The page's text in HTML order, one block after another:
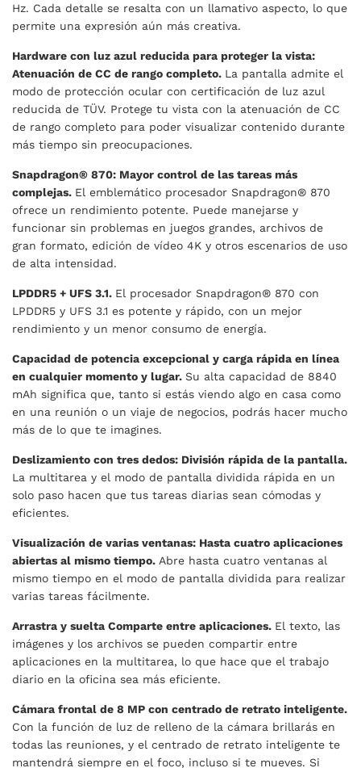
Hz. Cada detalle se resalta con un llamativo aspecto, lo que
permite una expresión aún más creativa.
Hardware con luz azul reducida para proteger la vista:
Atenuación de CC de rango completo. La pantalla admite el
modo de protección ocular con certificación de luz azul
reducida de TÜV. Protege tu vista con la atenuación de CC
de rango completo para poder visualizar contenido durante
más tiempo sin preocupaciones.
Snapdragon® 870: Mayor control de las tareas más
complejas. El emblemático procesador Snapdragon® 870
ofrece un rendimiento potente. Puede manejarse y
funcionar sin problemas en juegos grandes, archivos de
gran formato, edición de vídeo 4K y otros escenarios de uso
de alta intensidad.
LPDDR5 + UFS 3.1. El procesador Snapdragon® 870 con
LPDDR5 y UFS 3.1 es potente y rápido, con un mejor
rendimiento y un menor consumo de energía.
Capacidad de potencia excepcional y carga rápida en línea
en cualquier momento y lugar. Su alta capacidad de 8840
mAh significa que, tanto si estás viendo algo en casa como
en una reunión o un viaje de negocios, podrás hacer mucho
más de lo que te imagines.
Deslizamiento con tres dedos: División rápida de la pantalla.
La multitarea y el modo de pantalla dividida rápida en un
solo paso hacen que tus tareas diarias sean cómodas y
eficientes.
Visualización de varias ventanas: Hasta cuatro aplicaciones
abiertas al mismo tiempo. Abre hasta cuatro ventanas al
mismo tiempo en el modo de pantalla dividida para realizar
varias tareas fácilmente.
Arrastra y suelta Comparte entre aplicaciones. El texto, las
imágenes y los archivos se pueden compartir entre
aplicaciones en la multitarea, lo que hace que el trabajo
diario en la oficina sea más eficiente.
Cámara frontal de 8 MP con centrado de retrato inteligente.
Con la función de luz de relleno de la cámara brillarás en
todas las reuniones, y el centrado de retrato inteligente te
mantendrá siempre en el foco, incluso si te mueves. Si